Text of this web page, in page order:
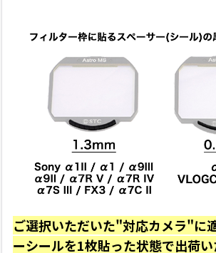
ご選択いただいた"対応カメラ"に
ーシールを1枚貼った状態で出荷い